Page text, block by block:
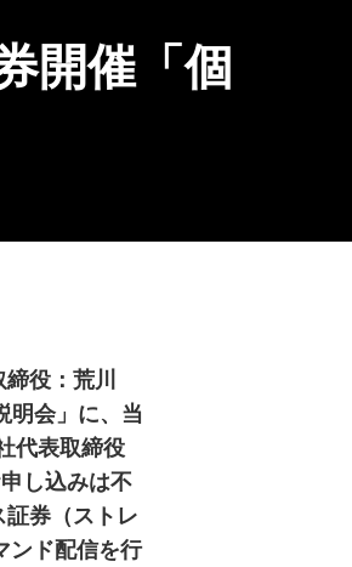
開催「個
役：荒川
明会」に、当
代表取締役
し込みは不
券（ストレ
ド配信を行